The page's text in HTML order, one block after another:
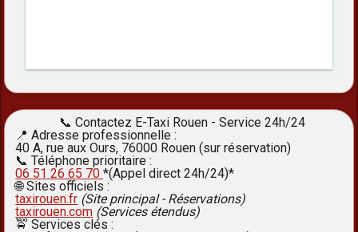
📞 Contactez E-Taxi Rouen - Service 24h/24
📍 Adresse professionnelle :
40 A, rue aux Ours, 76000 Rouen (sur réservation)
📞 Téléphone prioritaire :
06 51 26 65 70*(Appel direct 24h/24)*
🌐 Sites officiels :
taxirouen.fr (Site principal - Réservations)
taxirouen.com (Services étendus)
🚖 Services clés :